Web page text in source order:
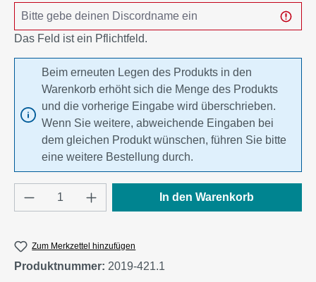
Das Feld ist ein Pflichtfeld.
Beim erneuten Legen des Produkts in den
Warenkorb erhöht sich die Menge des Produkts
und die vorherige Eingabe wird überschrieben.
Wenn Sie weitere, abweichende Eingaben bei
dem gleichen Produkt wünschen, führen Sie bitte
eine weitere Bestellung durch.
Produkt Anzahl: Gib den gewünschten
In den Warenkorb
Zum Merkzettel hinzufügen
Produktnummer: 2019-421.1